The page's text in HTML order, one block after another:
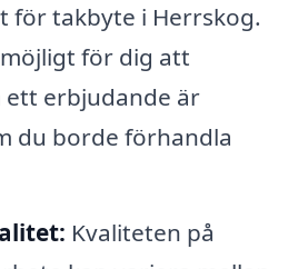
för takbyte i Herrskog.
för dig att
erbjudande är
du borde förhandla
Kvaliteten på